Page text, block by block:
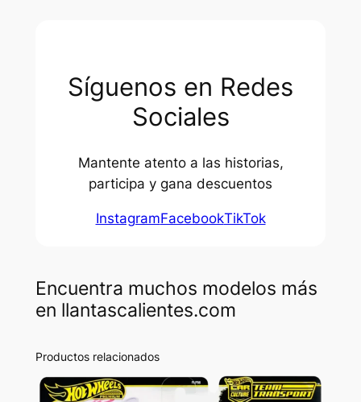
Síguenos en Redes
Sociales
Mantente atento a las historias,
participa y gana descuentos
InstagramFacebookTikTok
Encuentra muchos modelos más
en llantascalientes.com
Productos relacionados